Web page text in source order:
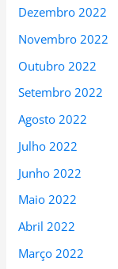
Dezembro 2022
Novembro 2022
Outubro 2022
Setembro 2022
Agosto 2022
Julho 2022
Junho 2022
Maio 2022
Abril 2022
Março 2022